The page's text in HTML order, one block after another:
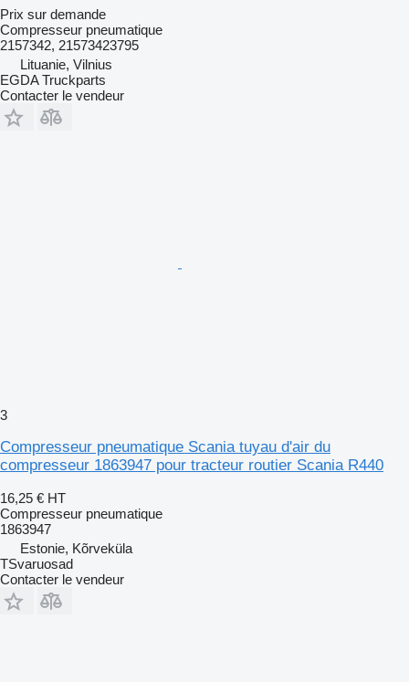
Prix sur demande
Compresseur pneumatique
2157342, 21573423795
Lituanie, Vilnius
EGDA Truckparts
Contacter le vendeur
3
Compresseur pneumatique Scania tuyau d'air du
compresseur 1863947 pour tracteur routier Scania R440
16,25 € HT
Compresseur pneumatique
1863947
Estonie, Kõrveküla
TSvaruosad
Contacter le vendeur